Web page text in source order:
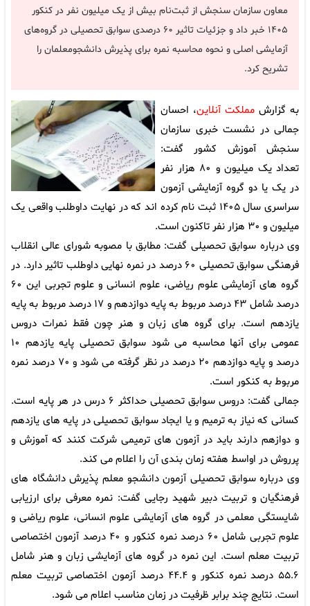
معاون سازمان سنجش از ثبت‌نام بیش از یک میلیون نفر در کنکور
۱۴۰۵ خبر داد و جزئیات تاثیر ۶۰ درصدی سوابق تحصیلی در گروه‌های
آزمایشی اصلی و نحوه محاسبه نمره برای پذیرش دانشجومعلمان را
تشریح کرد.
به گزارش مملکت آنلاین، احسان
جمالی در نشست خبری سازمان
سنجش آموزش کشور گفت:
تعداد یک میلیون و ۸۰ هزار نفر
در یک یا دو گروه آزمایشی آزمون
سراسری سال ۱۴۰۵ ثبت نام کرده اند که در نهایت داوطلب واقعی یک
میلیون و ۳۰ هزار نفر تاکنون است.
وی درباره سوابق تحصیلی گفت: مطابق با مصوبه شورای عالی انقلاب
فرهنگی سوابق تحصیلی ۶۰ درصد در نمره نهایی داوطلب تاثیر دارد. در
گروه های آزمایشی علوم ریاضی، علوم انسانی و علوم تجربی این ۶۰
درصد شامل ۴۳ درصد مربوط به پایه دوازدهم و ۱۷ درصد مربوط به پایه
یازدهم است. برای گروه های زبان و هنر چون فقط نمرات دروس
عمومی برای آنها محاسبه می شود سوابق تحصیلی پایه یازدهم ۱۰
درصد و پایه دوازدهم ۲۰ درصد در نظر گرفته می شود و ۷۰ درصد نمره
مربوط به کنکور است.
جمالی گفت: دروس سوابق تحصیلی حداکثر ۶ درس در هر پایه است.
کسانی که نیاز به ترمیم و یا ایجاد سوابق تحصیلی در پایه های یازدهم
و دوازهم دارند باید در آزمون های ترمیمی شرکت کنند که آموزش و
پرروش در اواسط هفته زمان بندی آن را اعلام می کند.
وی درباره سوابق تحصیلی آزمون دانشجو معلم پذیرش دانشگاه های
فرهنگیان و تربیت دبیر شهید رجایی گفت: نمره معرفی برای ارزیابی
شایستگی معلمی در گروه های آزمایشی علوم انسانی، علوم ریاضی و
علوم تجربی شامل ۶۰ درصد نمره کنکور و ۴۰ درصد آزمون اختصاصی
تربیت معلم است. این نمره در گروه های آزمایشی زبان و هنر شامل
۵۵.۶ درصد نمره کنکور و ۴۴.۴ درصد آزمون اختصاصی تربیت معلم
است. نتایج چند برابر ظرفیت در زمان مناسب اعلام می شود.